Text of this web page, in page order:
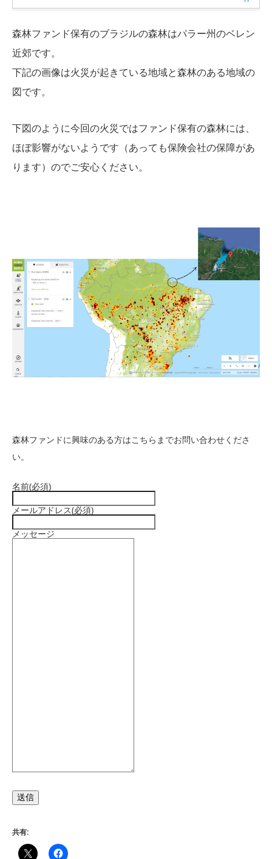
森林ファンド保有のブラジルの森林はパラー州のベレン
近郊です。
下記の画像は火災が起きている地域と森林のある地域の
図です。
下図のように今回の火災ではファンド保有の森林には、
ほぼ影響がないようです（あっても保険会社の保障があ
ります）のでご安心ください。
森林ファンドに興味のある方はこちらまでお問い合わせくださ
い。
名前(必須)
メールアドレス(必須)
メッセージ
送信
共有: